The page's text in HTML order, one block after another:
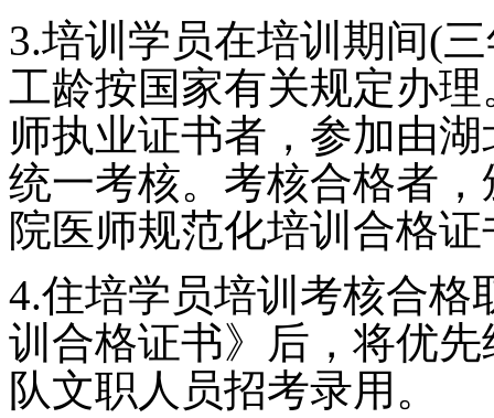
3.培训学员在培训期间(
工龄按国家有关规定办
师执业证书者，参加由
统一考核。考核合格者
院医师规范化培训合格证
4.住培学员培训考核合格
训合格证书》后，将优
队文职人员招考录用。